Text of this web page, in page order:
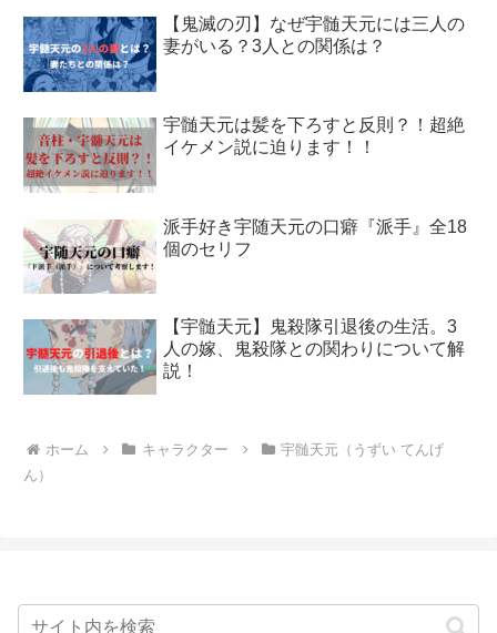
【鬼滅の刃】なぜ宇髄天元には三人の
妻がいる？3人との関係は？
宇髄天元は髪を下ろすと反則？！超絶
イケメン説に迫ります！！
派手好き宇随天元の口癖『派手』全18
個のセリフ
【宇髄天元】鬼殺隊引退後の生活。3
人の嫁、鬼殺隊との関わりについて解
説！
ホーム キャラクター
宇髄天元（うずい てんげ
ん）